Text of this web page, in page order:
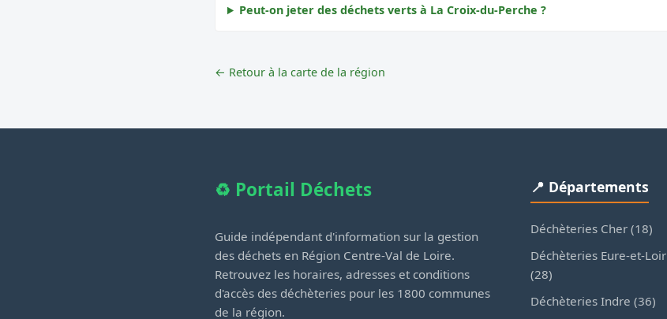
Peut-on jeter des déchets verts à La Croix-du-Perche ?
← Retour à la carte de la région
♻️ Portail Déchets
Guide indépendant d'information sur la gestion
des déchets en Région Centre-Val de Loire.
Retrouvez les horaires, adresses et conditions
d'accès des déchèteries pour les 1800 communes
de la région.
📍 Départements
Déchèteries Cher (18)
Déchèteries Eure-et-Loir
(28)
Déchèteries Indre (36)